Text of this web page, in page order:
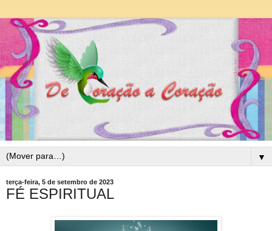
▼
terça-feira, 5 de setembro de 2023
FÉ ESPIRITUAL